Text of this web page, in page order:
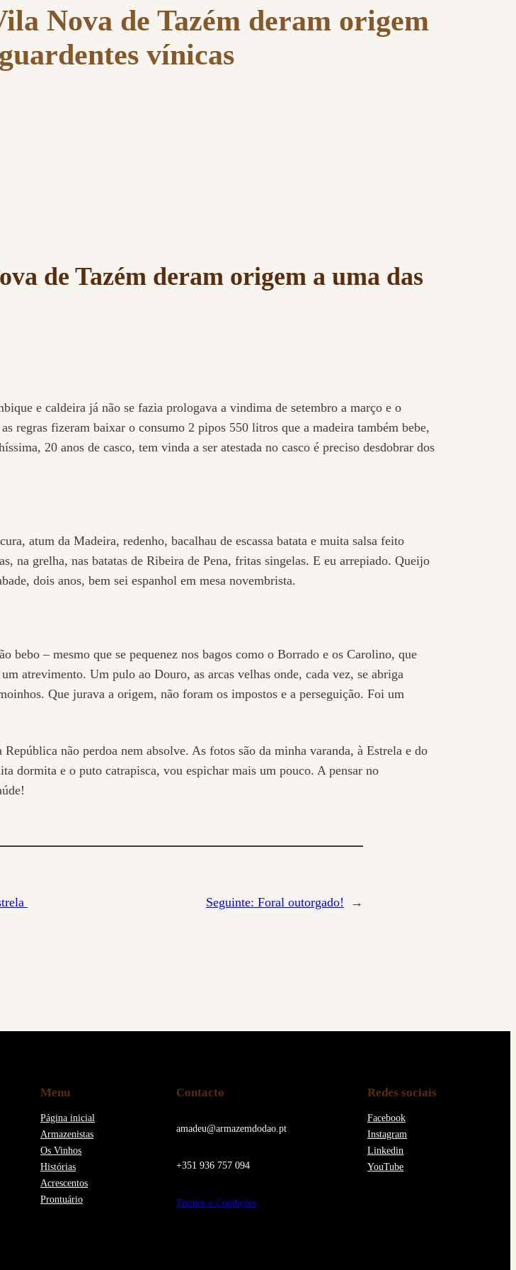
Nova de Tazém deram origem
vínicas
de Tazém deram origem a uma das
e caldeira já não se fazia prologava a vindima de setembro a março e o
regras fizeram baixar o consumo 2 pipos 550 litros que a madeira também bebe,
20 anos de casco, tem vinda a ser atestada no casco é preciso desdobrar dos
atum da Madeira, redenho, bacalhau de escassa batata e muita salsa feito
na grelha, nas batatas de Ribeira de Pena, fritas singelas. E eu arrepiado. Queijo
dois anos, bem sei espanhol em mesa novembrista.
bebo – mesmo que se pequenez nos bagos como o Borrado e os Carolino, que
atrevimento. Um pulo ao Douro, as arcas velhas onde, cada vez, se abriga
Que jurava a origem, não foram os impostos e a perseguição. Foi um
não perdoa nem absolve. As fotos são da minha varanda, à Estrela e do
dormita e o puto catrapisca, vou espichar mais um pouco. A pensar no
Seguinte: Foral outorgado! →
Menu
Página inicial
Armazenistas
Os Vinhos
Histórias
Acrescentos
Prontuário
Contacto
amadeu@armazemdodao.pt
+351 936 757 094
Termos e Condições
Redes sociais
Facebook
Instagram
Linkedin
YouTube